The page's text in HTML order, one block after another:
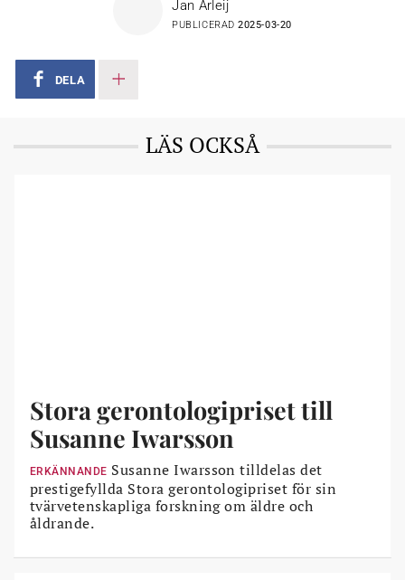
ochen myndighetunder
kronor till forskning inom hälsa, arbetsliv och välfärd.
Jan Arleij
PUBLICERAD2025-03-20
DELA
LÄS OCKSÅ
Stora gerontologipriset till
Susanne Iwarsson
ERKÄNNANDE Susanne Iwarsson tilldelas det
prestigefyllda Stora gerontologipriset för sin
tvärvetenskapliga forskning om äldre och
åldrande.